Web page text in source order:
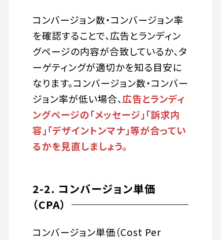
コンバージョン数・コンバージョン率
を確認することで、広告とランディン
グページの内容が合致しているか、タ
ーゲティングが適切かを知る目安に
なります。コンバージョン数・コンバー
ジョン率が低い場合、広告とランディ
ングページの「メッセージ」「訴求内
容」「デザイントンマナ」等が合ってい
るかを見直しましょう。
2-2. コンバージョン単価
（CPA）
コンバージョン単価（Cost Per